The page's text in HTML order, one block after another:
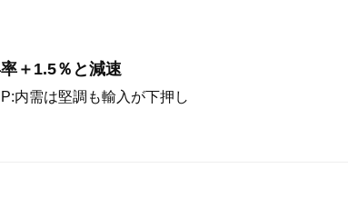
＋1.5％と減速
内需は堅調も輸入が下押し